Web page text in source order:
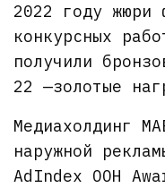
2022 году жюри
конкурсных
получили
22 —золотые
Медиахолдинг
наружной
AdIndex OOH